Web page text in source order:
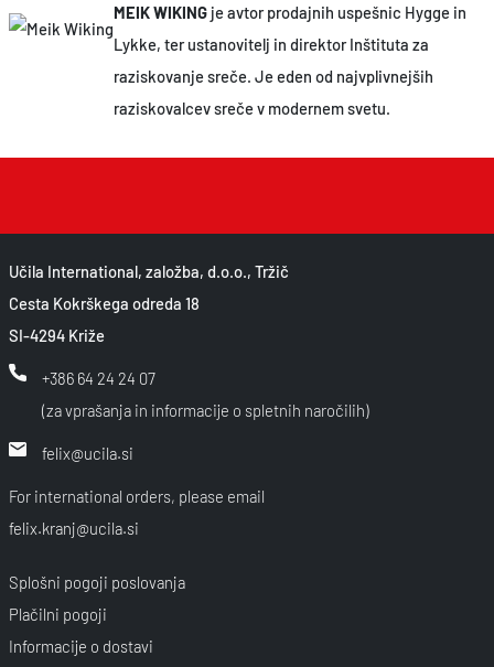
MEIK WIKINGje avtor prodajnih uspešnic Hygge in
Lykke, ter ustanovitelj in direktor Inštituta za
raziskovanje sreče. Je eden od najvplivnejših
raziskovalcev sreče v modernem svetu.
Učila International, založba, d.o.o., Tržič
Cesta Kokrškega odreda 18
SI-4294 Križe
+386 64 24 24 07
(za vprašanja in informacije o spletnih naročilih)
felix@ucila.si
For international orders, please email
felix.kranj@ucila.si
Splošni pogoji poslovanja
Plačilni pogoji
Informacije o dostavi